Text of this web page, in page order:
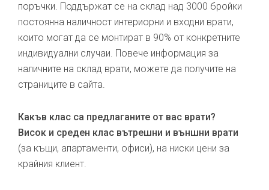
поръчки. Поддържат се на склад над 3000 бройки
постоянна наличност интериорни и входни врати,
които могат да се монтират в 90% от конкретните
индивидуални случаи. Повече информация за
наличните на склад врати, можете да получите на
страниците в сайта.
Какъв клас са предлаганите от вас врати?
Висок и среден клас вътрешни и външни врати
(за къщи, апартаменти, офиси), на ниски цени за
крайния клиент.